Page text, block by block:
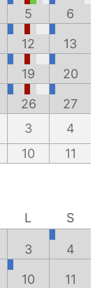
5 6
12 13
19 20
26 27
3
4
10 11
L
S
3 4
10
11